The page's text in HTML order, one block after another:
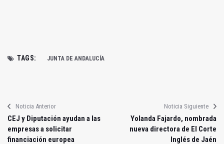
TAGS: JUNTA DE ANDALUCÍA
Noticia Anterior
CEJ y Diputación ayudan a las
empresas a solicitar
financiación europea
Noticia Siguiente
Yolanda Fajardo, nombrada
nueva directora de El Corte
Inglés de Jaén